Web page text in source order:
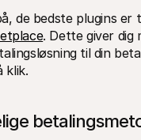
. Dette giver dig
til din
klik.